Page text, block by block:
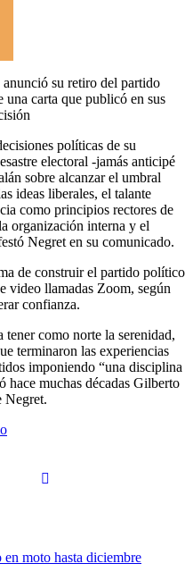
su retiro del partido
carta que publicó en sus
políticas de su
electoral -jamás anticipé
sobre alcanzar el umbral
ideas liberales, el talante
como principios rectores de
organización interna y el
Negret en su comunicado.
de construir el partido político
video llamadas Zoom, según
confianza.
tener como norte la serenidad,
terminaron las experiencias
imponiendo “una disciplina
hace muchas décadas Gilberto
Negret.
moto hasta diciembre